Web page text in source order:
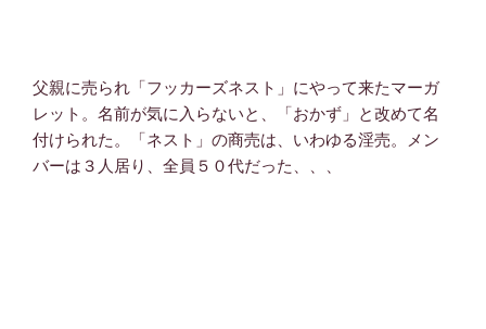
父親に売られ「フッカーズネスト」にやって来たマーガ
レット。名前が気に入らないと、「おかず」と改めて名
付けられた。「ネスト」の商売は、いわゆる淫売。メン
バーは３人居り、全員５０代だった、、、